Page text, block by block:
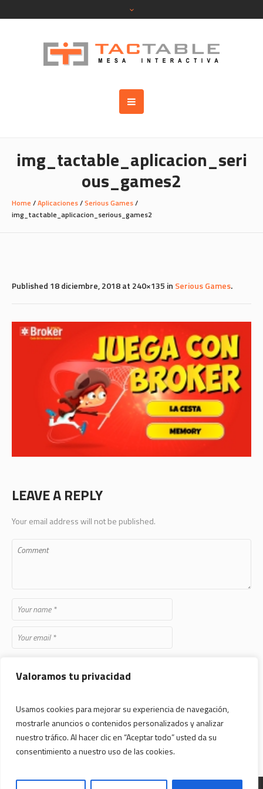
Valoramos tu privacidad
Usamos cookies para mejorar su experiencia de navegación,
mostrarle anuncios o contenidos personalizados y analizar
nuestro tráfico. Al hacer clic en “Aceptar todo” usted da su
consentimiento a nuestro uso de las cookies.
img_tactable_aplicacion_seri
ous_games2
Home /Aplicaciones/Serious Games/
img_tactable_aplicacion_serious_games2
Published 18 diciembre, 2018at 240×135 in Serious Games.
LEAVE A REPLY
Your email address will not be published.
Save my name, email, and website in this browser for the next time
I comment.